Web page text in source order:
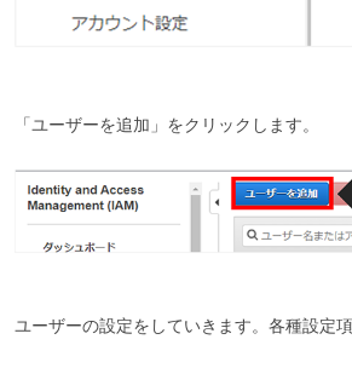
「ユーザーを追加」をクリックします。
ユーザーの設定をしていきます。各種設定